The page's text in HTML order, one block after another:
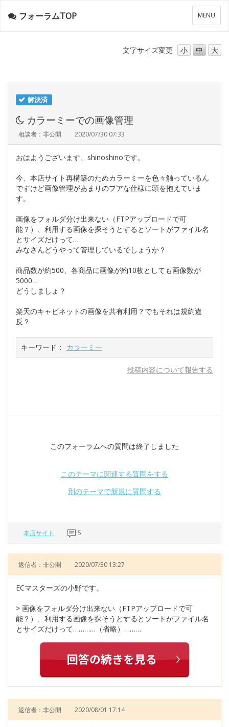
メ
ニ
ー
MENU
フォーラムTOP
文字サイズ変更 小 中 大
解決済
カラーミーでの画像管理
相談者：非公開 2020/07/30 07:33
おはようございます、shinoshinoです。
今、本店サイト再構築のためカラーミーを色々触っているん
ですけど画像管理があまりのプアな仕様に頭を抱えていま
す。
画像をフォルダ分け出来ない（FTPアップロードで可
能？）、利用する画像を探そうとするとソートがファイル名
とサイズだけって…
みなさんどうやって管理しているでしょうか？
商品数が約500、各商品に画像が約10枚としても画像数が
5000…
どうしましょ？
楽天のキャビネットの画像を共有利用？でもそれは規約違
反？
キーワード： カラーミー
投稿内容について報告する
このフォーラムへの質問は終了しました
このテーマに関連する質問をする
別のテーマで新規に質問する
本店サイト 5
返信者：非公開 2020/07/30 13:27
ECマスターズの小野です。
> 画像をフォルダ分け出来ない（FTPアップロードで可
能？）、利用する画像を探そうとするとソートがファイル名
とサイズだけって…………（省略）………
返信者：非公開 2020/08/01 17:14